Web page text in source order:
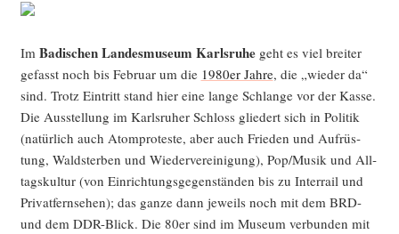
Im Badi­schen Lan­des­mu­se­um Karls­ru­hegeht es viel brei­ter
gefasst noch bis Febru­ar um die 1980er Jah­re, die „wie­der da“
sind. Trotz Ein­tritt stand hier eine lan­ge Schlan­ge vor der Kas­se.
Die Aus­stel­lung im Karls­ru­her Schloss glie­dert sich in Poli­tik
(natür­lich auch Atom­pro­tes­te, aber auch Frie­den und Auf­rüs­
tung, Wald­ster­ben und Wie­der­ver­ei­ni­gung), Pop/Musik und All­
tags­kul­tur (von Ein­rich­tungs­ge­gen­stän­den bis zu Inter­rail und
Pri­vat­fern­se­hen); das gan­ze dann jeweils noch mit dem BRD-
und dem DDR-Blick. Die 80er sind im Muse­um ver­bun­den mit